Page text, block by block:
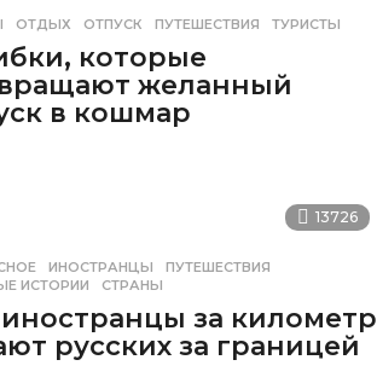
ОТДЫХ ,ОТПУСК ,ПУТЕШЕСТВИЯ ,ТУРИСТЫ
которые
желанный
в кошмар
13726
ИНОСТРАНЦЫ ,ПУТЕШЕСТВИЯ
ИСТОРИИ
,СТРАНЫ
за километр
русских за границей